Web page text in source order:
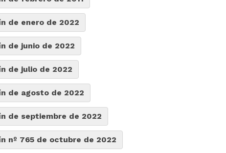
de enero de 2022
de junio de 2022
de julio de 2022
de agosto de 2022
de septiembre de 2022
nº 765 de octubre de 2022